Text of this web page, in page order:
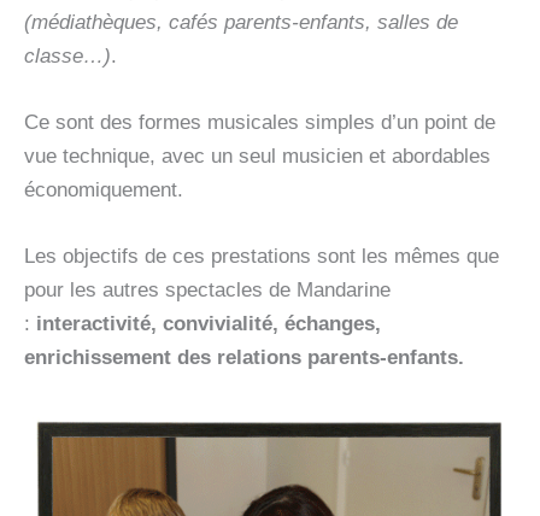
(médiathèques, cafés parents-enfants, salles de
classe…).
Ce sont des formes musicales simples d’un point de
vue technique, avec un seul musicien et abordables
économiquement.
Les objectifs de ces prestations sont les mêmes que
pour les autres spectacles de Mandarine
: interactivité, convivialité, échanges,
enrichissement des relations parents-enfants.